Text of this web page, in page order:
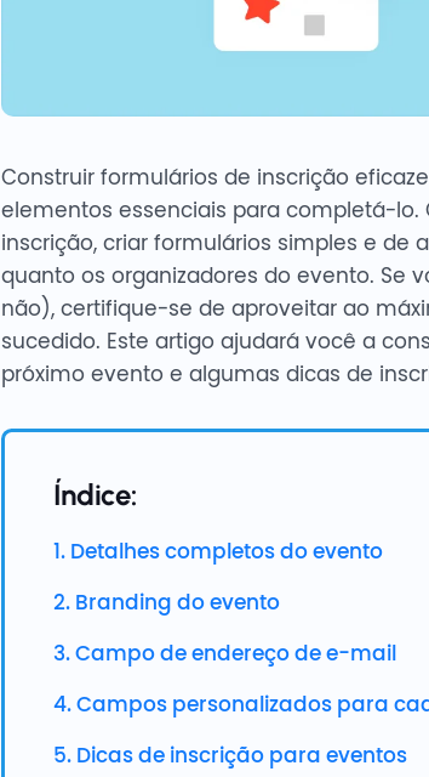
Construir formulários de inscrição
elementos essenciais para completá-
inscrição, criar formulários simples e de
quanto os organizadores do evento. Se
não), certifique-se de aproveitar ao
sucedido. Este artigo ajudará você a
próximo evento e algumas dicas de
Índice:
1. Detalhes completos do evento
2. Branding do evento
3. Campo de endereço de e-mail
4. Campos personalizados para
5. Dicas de inscrição para eventos